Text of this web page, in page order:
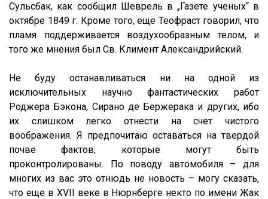
Сульсбак, как сообщил Шеврель в „Газете ученых“ в
октябре 1849 г. Кроме того, еще Теофраст говорил, что
пламя поддерживается воздухообразным телом, и
того же мнения был Св. Климент Александрийский.
Не буду останавливаться ни на одной из
исключительных научно фантастических работ
Роджера Бэкона, Сирано де Бержерака и других, ибо
их слишком легко отнести на счет чистого
воображения. Я предпочитаю оставаться на твердой
почве фактов, которые могут быть
проконтролированы. По поводу автомобиля – для
многих из вас это отнюдь не новость – могу сказать,
что еще в XVII веке в Нюрнберге некто по имени Жак